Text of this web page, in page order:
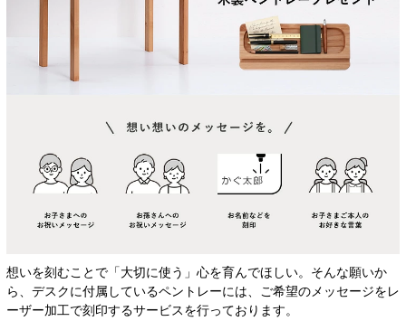
想いを刻むことで「大切に使う」心を育んでほしい。そんな願いか
ら、デスクに付属しているペントレーには、ご希望のメッセージをレ
ーザー加工で刻印するサービスを行っております。